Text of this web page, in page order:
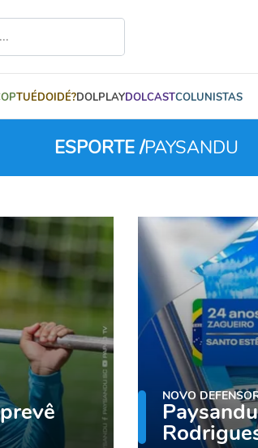
TUÉDOIDÉ?DOLPLAYDOLCASTCOLUNISTAS
ESPORTE /PAYSANDU
NOVO